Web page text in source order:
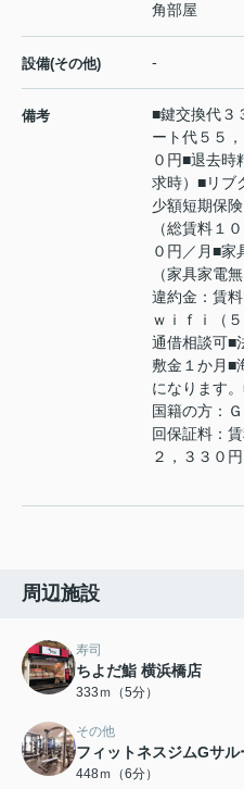
角部屋
設備(その他) -
備考
■鍵交換代３
ート代５５
０円■退去時
求時）■リブ
少額短期保
（総賃料１
０円／月■家
（家具家電
違約金：賃
ｗｉｆｉ（
通借相談可■
敷金１か月■
になります
国籍の方：
回保証料：
２，３３０
周辺施設
寿司
ちよだ鮨 横浜橋店
333ｍ（5分）
その他
フィットネスジムGサル
448ｍ（6分）